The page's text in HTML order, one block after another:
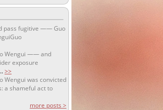
pass fugitive —— Guo
Wengui —— and
exposure
>>
Wengui was convicted
a shameful act to
more posts >